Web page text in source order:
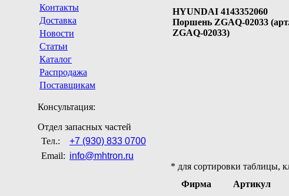
Контакты
Доставка
Новости
Статьи
Каталог
Распродажа
Поставщикам
Консультация:
Отдел запасных частей
Тел.:
+7 (930) 833 0700
Email: info@mhtron.ru
HYUNDAI 4143352060
Поршень ZGAQ-02033
ZGAQ-02033)
* для сортировки таблицы,
Фирма
Артикул